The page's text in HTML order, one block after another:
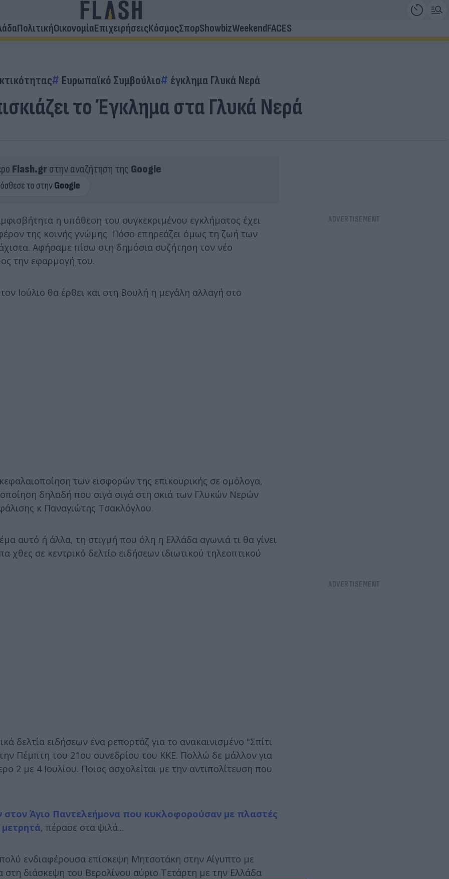
ΠολιτικήΟικονομίαΕπιχειρήσειςΚόσμοςΣπορShowbizWeekendFACES
Ευρωπαϊκό Συμβούλιο έγκλημα Γλυκά Νερά
το Έγκλημα στα Γλυκά Νερά
Flash.grστην αναζήτηση της Google
η υπόθεση του συγκεκριμένου εγκλήματος έχει
της κοινής γνώμης. Πόσο επηρεάζει όμως τη ζωή των
Αφήσαμε πίσω στη δημόσια συζήτηση τον νέο
την εφαρμογή του.
Ιούλιο θα έρθει και στη Βουλή η μεγάλη αλλαγή στο
των εισφορών της επικουρικής σε ομόλογα,
δηλαδή που σιγά σιγά στη σκιά των Γλυκών Νερών
κ Παναγιώτης Τσακλόγλου.
αυτό ή άλλα, τη στιγμή που όλη η Ελλάδα αγωνιά τι θα γίνει
χθες σε κεντρικό δελτίο ειδήσεων ιδιωτικού τηλεοπτικού
δελτία ειδήσεων ένα ρεπορτάζ για το ανακαινισμένο "Σπίτι
Πέμπτη του 21ου συνεδρίου του ΚΚΕ. Πολλώ δε μάλλον για
2 με 4 Ιουλίου. Ποιος ασχολείται με την αντιπολίτευση που
Άγιο Παντελεήμονα που κυκλοφορούσαν με πλαστές
, πέρασε στα ψιλά...
ενδιαφέρουσα επίσκεψη Μητσοτάκη στην Αίγυπτο με
διάσκεψη του Βερολίνου αύριο Τετάρτη με την Ελλάδα